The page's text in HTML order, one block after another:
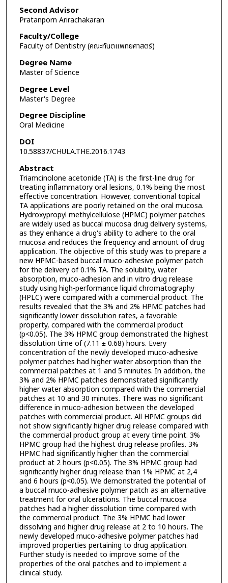
Second Advisor
Pratanporn Arirachakaran
Faculty/College
Faculty of Dentistry (คณะทันตแพทยศาสตร์)
Degree Name
Master of Science
Degree Level
Master's Degree
Degree Discipline
Oral Medicine
DOI
10.58837/CHULA.THE.2016.1743
Abstract
Triamcinolone acetonide (TA) is the first-line drug for
treating inflammatory oral lesions, 0.1% being the most
effective concentration. However, conventional topical
TA applications are poorly retained on the oral mucosa.
Hydroxypropyl methylcellulose (HPMC) polymer patches
are widely used as buccal mucosa drug delivery systems,
as they enhance a drug's ability to adhere to the oral
mucosa and reduces the frequency and amount of drug
application. The objective of this study was to prepare a
new HPMC-based buccal muco-adhesive polymer patch
for the delivery of 0.1% TA. The solubility, water
absorption, muco-adhesion and in vitro drug release
study using high-performance liquid chromatography
(HPLC) were compared with a commercial product. The
results revealed that the 3% and 2% HPMC patches had
significantly lower dissolution rates, a favorable
property, compared with the commercial product
(p<0.05). The 3% HPMC group demonstrated the highest
dissolution time of (7.11 ± 0.68) hours. Every
concentration of the newly developed muco-adhesive
polymer patches had higher water absorption than the
commercial patches at 1 and 5 minutes. In addition, the
3% and 2% HPMC patches demonstrated significantly
higher water absorption compared with the commercial
patches at 10 and 30 minutes. There was no significant
difference in muco-adhesion between the developed
patches with commercial product. All HPMC groups did
not show significantly higher drug release compared with
the commercial product group at every time point. 3%
HPMC group had the highest drug release profiles. 3%
HPMC had significantly higher than the commercial
product at 2 hours (p<0.05). The 3% HPMC group had
significantly higher drug release than 1% HPMC at 2,4
and 6 hours (p<0.05). We demonstrated the potential of
a buccal muco-adhesive polymer patch as an alternative
treatment for oral ulcerations. The buccal mucosa
patches had a higher dissolution time compared with
the commercial product. The 3% HPMC had lower
dissolving and higher drug release at 2 to 10 hours. The
newly developed muco-adhesive polymer patches had
improved properties pertaining to drug application.
Further study is needed to improve some of the
properties of the oral patches and to implement a
clinical study.